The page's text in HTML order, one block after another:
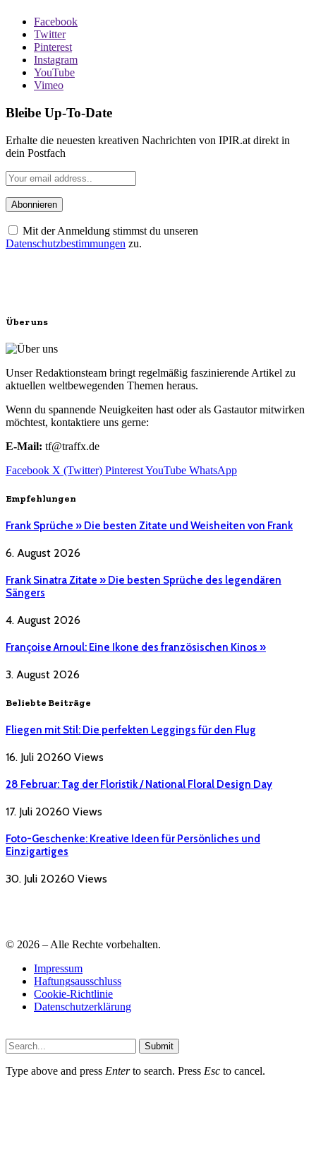
Facebook
Twitter
Pinterest
Instagram
YouTube
Vimeo
Bleibe Up-To-Date
Erhalte die neuesten kreativen Nachrichten von IPIR.at direkt in
dein Postfach
Mit der Anmeldung stimmst du unseren
Datenschutzbestimmungen zu.
Über uns
Unser Redaktionsteam bringt regelmäßig faszinierende Artikel zu
aktuellen weltbewegenden Themen heraus.
Wenn du spannende Neuigkeiten hast oder als Gastautor mitwirken
möchtest, kontaktiere uns gerne:
E-Mail: tf@traffx.de
Facebook X (Twitter) PinterestYouTube WhatsApp
Empfehlungen
Frank Sprüche » Die besten Zitate und Weisheiten von Frank
6. August 2026
Frank Sinatra Zitate » Die besten Sprüche des legendären
Sängers
4. August 2026
Françoise Arnoul: Eine Ikone des französischen Kinos »
3. August 2026
Beliebte Beiträge
Fliegen mit Stil: Die perfekten Leggings für den Flug
16. Juli 20260 Views
28 Februar: Tag der Floristik / National Floral Design Day
17. Juli 20260 Views
Foto-Geschenke: Kreative Ideen für Persönliches und
Einzigartiges
30. Juli 20260 Views
© 2026 – Alle Rechte vorbehalten.
Impressum
Haftungsausschluss
Cookie-Richtlinie
Datenschutzerklärung
Submit
Type above and press Enterto search. Press Esc to cancel.